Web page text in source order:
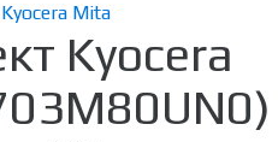
Mita
Kyocera